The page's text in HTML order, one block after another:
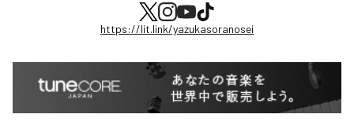
https://lit.link/yazukasoranosei